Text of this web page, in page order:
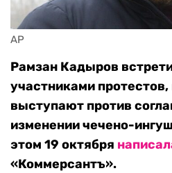
AP
Рамзан Кадыров
участниками
выступают против
изменении чечено-
этом 19 октября
«Коммерсантъ».